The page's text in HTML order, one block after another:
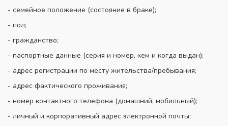
- семейное положение (состояние в браке);
- пол;
- гражданство;
- паспортные данные (серия и номер, кем и когда выдан);
- адрес регистрации по месту жительства/пребывания;
- адрес фактического проживания;
- номер контактного телефона (домашний, мобильный);
- личный и корпоративный адрес электронной почты;